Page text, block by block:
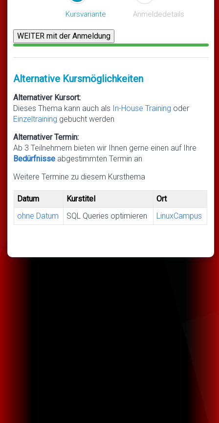
Kursvariante Anmeldedetails
Alternative Kursmöglichkeiten
Alternativer Kursort:
Dieses Thema kann auch als In-House Training oder
Einzeltraining gebucht werden
Alternativer Termin:
Ab 3 Teilnehmern bieten wir Ihnen gerne einen auf Ihre
Bedürfnisse abgestimmten Termin an
Weitere Termine zu diesem Kursthema
Datum Kurstitel
Ort
ohne Datum
SQL Queries optimieren LinuxCampus